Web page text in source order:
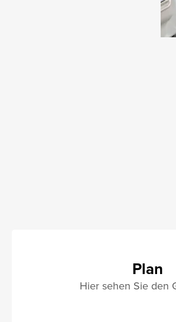
Plan
Hier sehen Sie den